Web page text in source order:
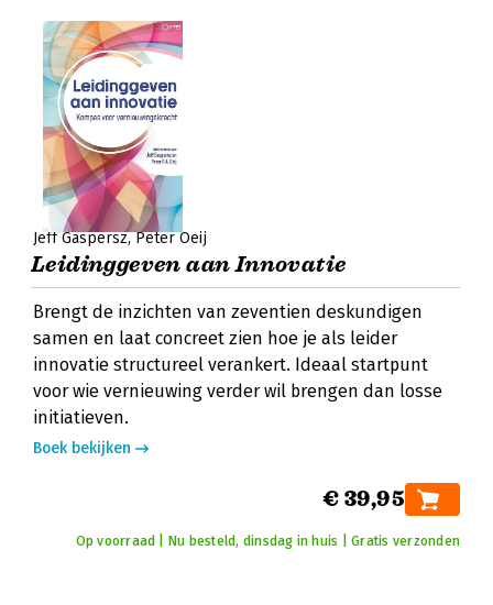
Jeff Gaspersz Peter Oeij
Leidinggeven aan Innovatie
Brengt de inzichten van zeventien deskundigen
samen en laat concreet zien hoe je als leider
innovatie structureel verankert. Ideaal startpunt
voor wie vernieuwing verder wil brengen dan losse
initiatieven.
Boek bekijken
€ 39,95
Op voorraad | Nu besteld, dinsdag in huis | Gratis verzonden